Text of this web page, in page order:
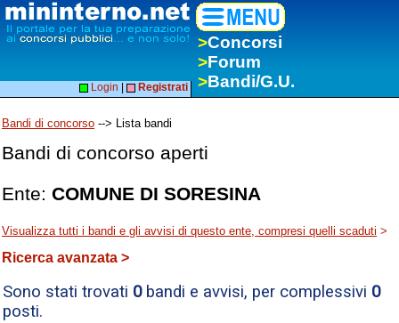
>Concorsi
>Forum
>Bandi/G.U.
Login Registrati
Bandi di concorso --> Lista bandi
Bandi di concorso aperti
Ente: COMUNE DI SORESINA
Visualizza tutti i bandi e gli avvisi di questo ente, compresi quelli scaduti >
Ricerca avanzata >
Sono stati trovati 0bandi e avvisi, per complessivi 0
posti.